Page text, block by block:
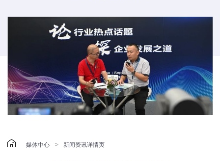
 媒体中心 > 新闻资讯详情页